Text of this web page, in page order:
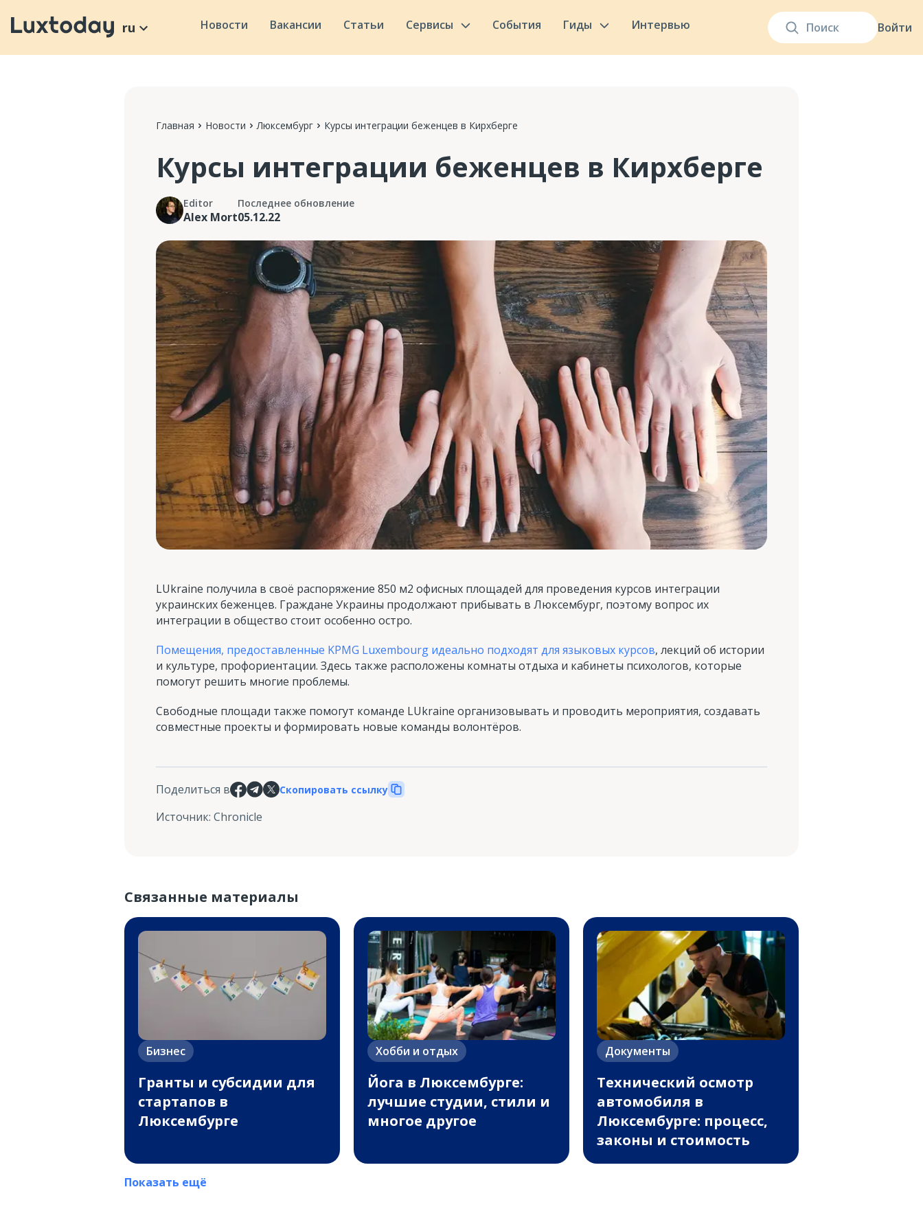
Войти
ru Новости Вакансии Статьи Сервисы События Гиды Интервью
Главная Новости Люксембург Курсы интеграции беженцев в Кирхберге
Курсы интеграции беженцев в Кирхберге
Editor
Alex Mort
Последнее обновление
05.12.22
LUkraine получила в своё распоряжение 850 м2 офисных площадей для проведения курсов интеграции
украинских беженцев. Граждане Украины продолжают прибывать в Люксембург, поэтому вопрос их
интеграции в общество стоит особенно остро.
Помещения, предоставленные KPMG Luxembourg идеально подходят для языковых курсов, лекций об истории
и культуре, профориентации. Здесь также расположены комнаты отдыха и кабинеты психологов, которые
помогут решить многие проблемы.
Свободные площади также помогут команде LUkraine организовывать и проводить мероприятия, создавать
совместные проекты и формировать новые команды волонтёров.
Поделиться в Скопировать ссылку
Источник: Chronicle
Связанные материалы
Бизнес
Гранты и субсидии для
стартапов в
Люксембурге
Хобби и отдых
Йога в Люксембурге:
лучшие студии, стили и
многое другое
Документы
Технический осмотр
автомобиля в
Люксембурге: процесс,
законы и стоимость
Показать ещё